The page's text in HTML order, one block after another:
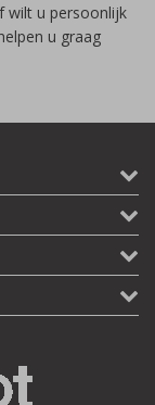
wilt u persoonlijk
u graag